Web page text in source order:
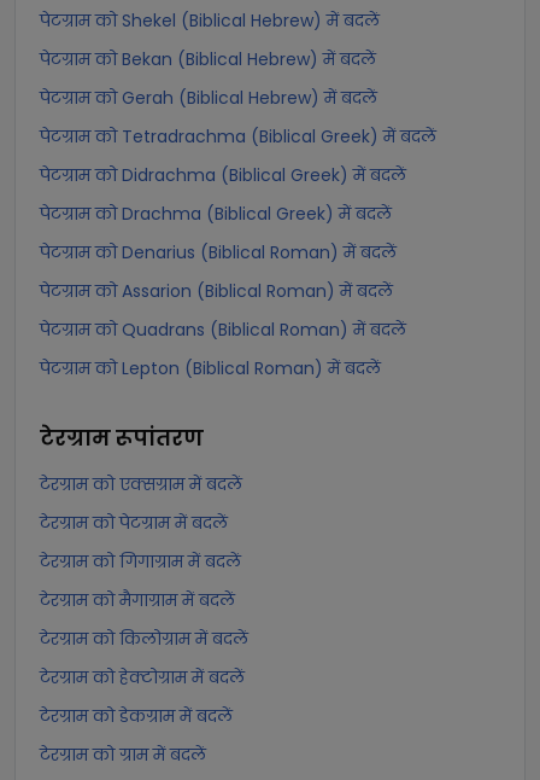
पेटग्राम को Shekel (Biblical Hebrew) में बदलें
पेटग्राम को Bekan (Biblical Hebrew) में बदलें
पेटग्राम को Gerah (Biblical Hebrew) में बदलें
पेटग्राम को Tetradrachma (Biblical Greek) में बदलें
पेटग्राम को Didrachma (Biblical Greek) में बदलें
पेटग्राम को Drachma (Biblical Greek) में बदलें
पेटग्राम को Denarius (Biblical Roman) में बदलें
पेटग्राम को Assarion (Biblical Roman) में बदलें
पेटग्राम को Quadrans (Biblical Roman) में बदलें
पेटग्राम को Lepton (Biblical Roman) में बदलें
टेरग्रामरूपांतरण
टेरग्राम को एक्सग्राम में बदलें
टेरग्राम को पेटग्राम में बदलें
टेरग्राम को गिगाग्राम में बदलें
टेरग्राम को मैगाग्राम में बदलें
टेरग्राम को किलोग्राम में बदलें
टेरग्राम को हेक्टोग्राम में बदलें
टेरग्राम को डेकग्राम में बदलें
टेरग्राम को ग्राम में बदलें